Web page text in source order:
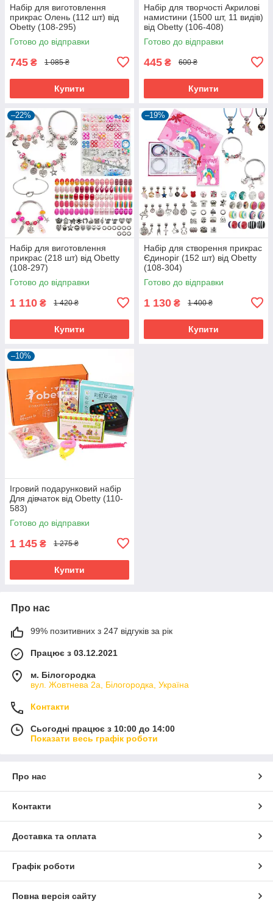
Набір для виготовлення
прикрас Олень (112 шт) від
Obetty (108-295)
Готово до відправки
745 ₴ 1 085 ₴
Купити
Набір для творчості Акрилові
намистини (1500 шт, 11 видів)
від Obetty (106-408)
Готово до відправки
445 ₴ 600 ₴
Купити
–22%
Набір для виготовлення
прикрас (218 шт) від Obetty
(108-297)
Готово до відправки
1 110 ₴ 1 420 ₴
Купити
–19%
Набір для створення прикрас
Єдиноріг (152 шт) від Obetty
(108-304)
Готово до відправки
1 130 ₴ 1 400 ₴
Купити
–10%
Ігровий подарунковий набір
Для дівчаток від Obetty (110-
583)
Готово до відправки
1 145 ₴ 1 275 ₴
Купити
Про нас
99% позитивних з 247 відгуків за рік
Працює з 03.12.2021
м. Білогородка
вул. Жовтнева 2а, Білогородка, Україна
Контакти
Сьогодні працює з 10:00 до 14:00
Показати весь графік роботи
Про нас
Контакти
Доставка та оплата
Графік роботи
Повна версія сайту